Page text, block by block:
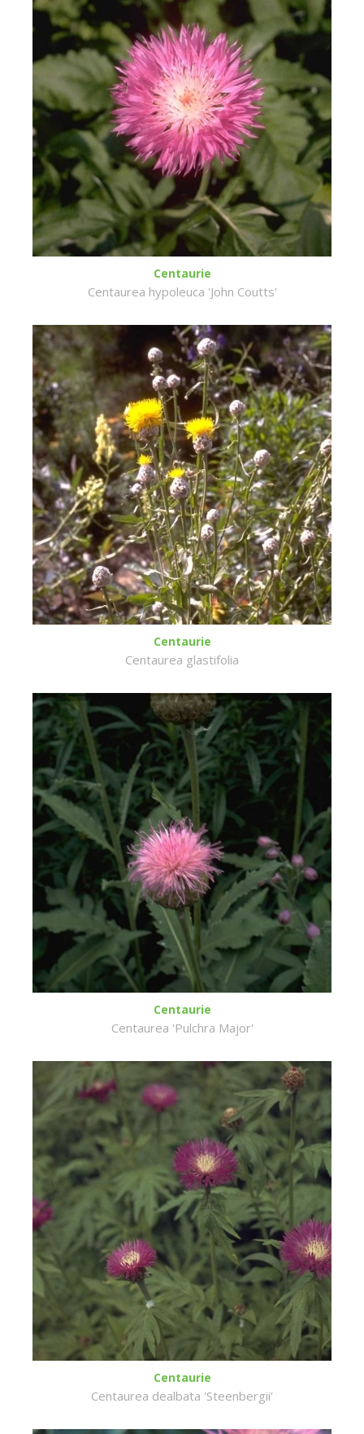
Centaurie
Centaurea hypoleuca 'John Coutts'
Centaurie
Centaurea glastifolia
Centaurie
Centaurea 'Pulchra Major'
Centaurie
Centaurea dealbata 'Steenbergii'